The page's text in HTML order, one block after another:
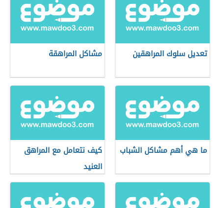
تعديل سلوك المراهقين مشاكل المراهقة
ما هي أهم مشاكل الشباب
كيف نتعامل مع المراهق
العنيد